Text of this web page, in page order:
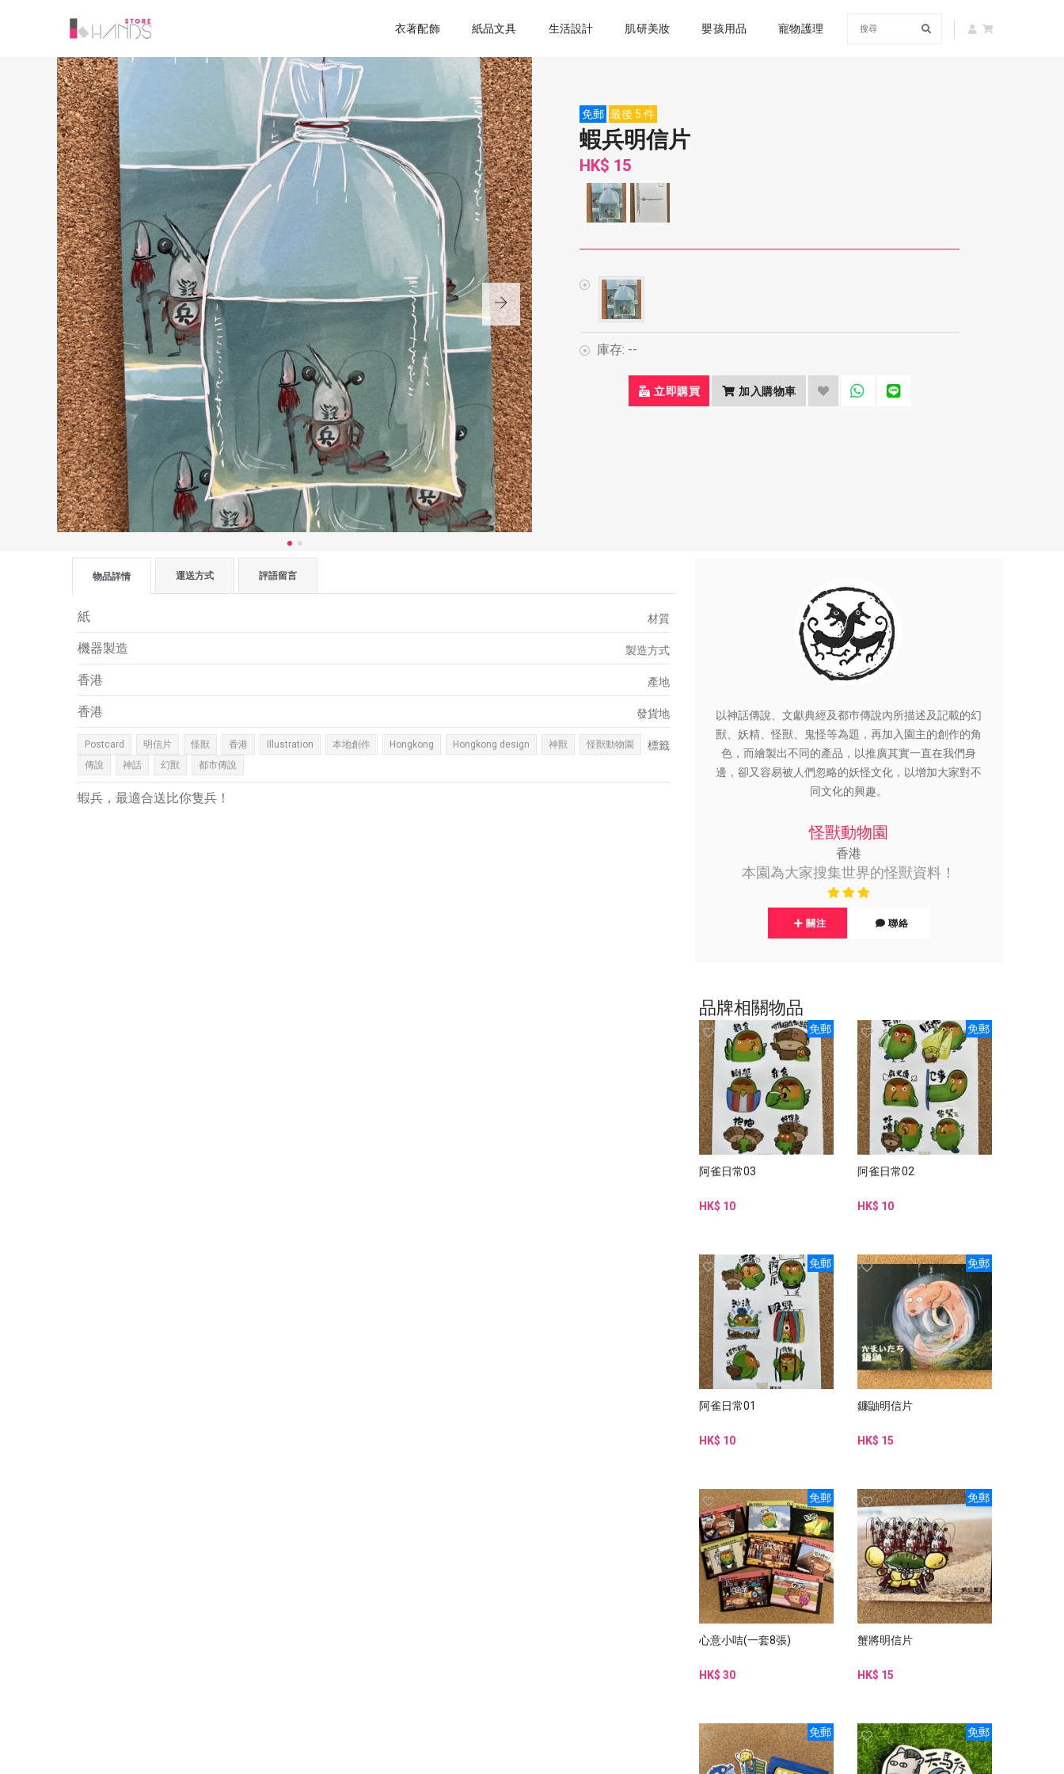
衣著配飾 紙品文具 生活設計 肌研美妝 嬰孩用品 寵物護理
免郵 最後 5 件
蝦兵明信片
HK$ 15
庫存: --
立即購買 加入購物車
物品詳情 運送方式 評語留言
材質
紙
製造方式
機器製造
產地
香港
發貨地
香港
標籤
Postcard 明信片 怪獸 香港 Illustration 本地創作 Hongkong Hongkong design 神獸
怪獸動物園
傳說
神話 幻獸 都市傳說
蝦兵，最適合送比你隻兵！
以神話傳說、文獻典經及都巿傳說內所描述及記載的幻
獸、妖精、怪獸、鬼怪等為題，再加入園主的創作的角
色，而繪製出不同的產品，以推廣其實一直在我們身
邊，卻又容易被人們忽略的妖怪文化，以增加大家對不
同文化的興趣。
怪獸動物園
香港
本園為大家搜集世界的怪獸資料！
關注 聯絡
品牌相關物品
免郵
阿雀日常03
HK$ 10
免郵
阿雀日常02
HK$ 10
免郵
阿雀日常01
HK$ 10
免郵
鐮鼬明信片
HK$ 15
免郵
心意小咭(一套8張)
HK$ 30
免郵
蟹將明信片
HK$ 15
免郵 免郵